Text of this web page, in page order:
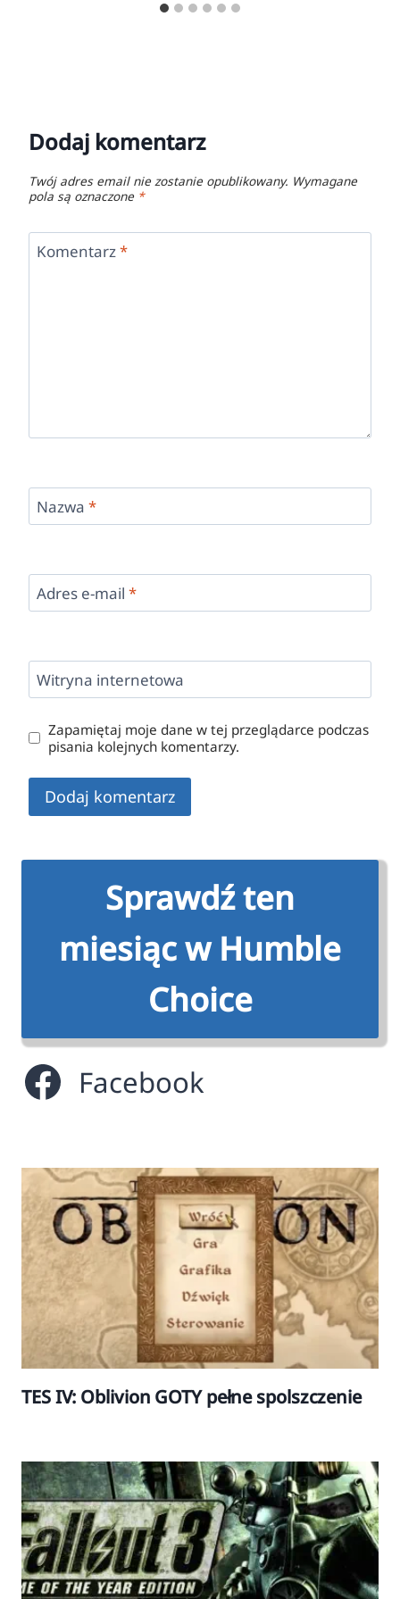
Dodaj komentarz
Twój adres email nie zostanie opublikowany. Wymagane
pola są oznaczone *
Komentarz*
Nazwa *
Adres e-mail *
Witryna internetowa
Zapamiętaj moje dane w tej przeglądarce podczas
pisania kolejnych komentarzy.
Sprawdź ten
miesiąc w Humble
Choice
Facebook
TES IV: Oblivion GOTY pełne spolszczenie